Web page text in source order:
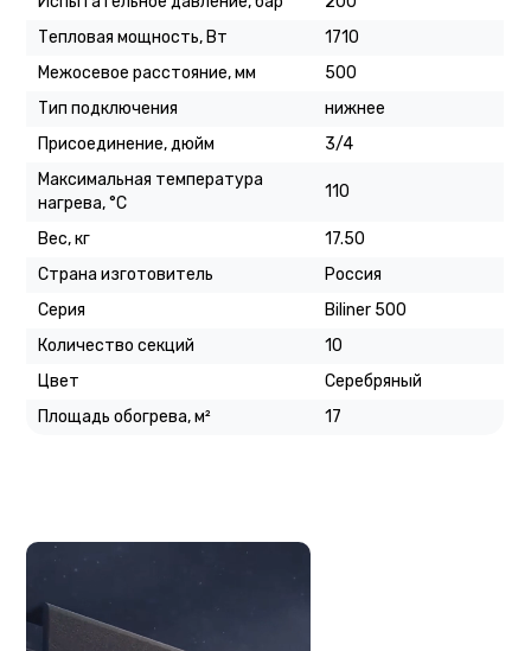
Тепловая мощность, Вт
1710
Межосевое расстояние, мм
500
Тип подключения
нижнее
Присоединение, дюйм
3/4
Максимальная температура
нагрева, °C
110
Вес, кг
17.50
Страна изготовитель
Россия
Серия
Biliner 500
Количество секций
10
Цвет
Серебряный
Площадь обогрева, м²
17